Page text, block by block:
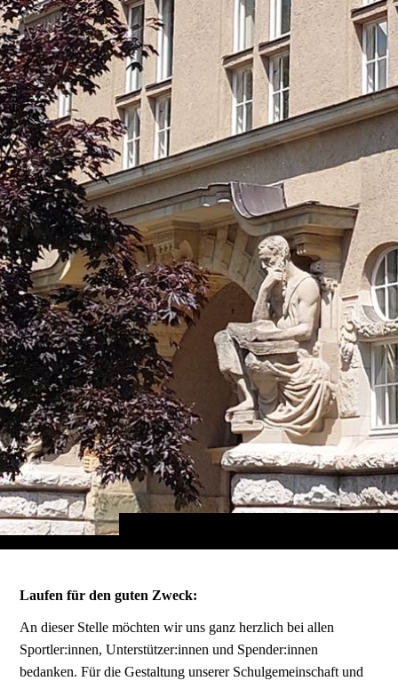
Laufen für den guten Zweck:
An dieser Stelle möchten wir uns ganz herzlich bei allen
Sportler:innen, Unterstützer:innen und Spender:innen
bedanken. Für die Gestaltung unserer Schulgemeinschaft und